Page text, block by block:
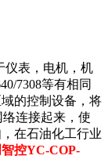
仪表，电机，机
7308等有相同
的控制设备，将
连接起来，使
在石油化工行业
控YC-COP-